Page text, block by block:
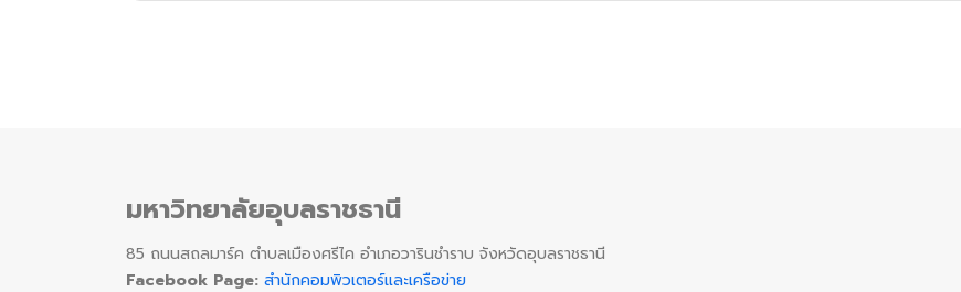
มหาวิทยาลัยอุบลราชธานี
85 ถนนสถลมาร์ค ตำบลเมืองศรีไค อำเภอวารินชำราบ จังหวัดอุบลราชธานี
Facebook Page: สำนักคอมพิวเตอร์และเครือข่าย